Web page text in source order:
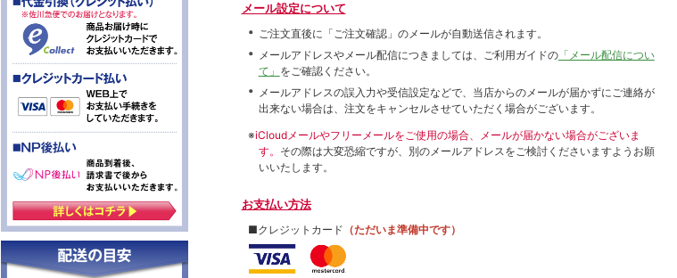
メール設定について
ご注文直後に「ご注文確認」のメールが自動送信されます。
メールアドレスやメール配信につきましては、ご利用ガイドの「メール配信につい
て」 をご確認ください。
メールアドレスの誤入力や受信設定などで、当店からのメールが届かずにご連絡が
出来ない場合は、注文をキャンセルさせていただく場合がございます。
※iCloudメールやフリーメールをご使用の場合、メールが届かない場合がございま
す。 その際は大変恐縮ですが、別のメールアドレスをご検討くださいますようお願
いいたします。
お支払い方法
■クレジットカード （ただいま準備中です）